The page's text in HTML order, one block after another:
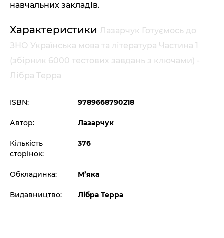
навчальних закладів.
Характеристики Лазарчук Готуємось до
ЗНО Українська мова та література Частина 1
(збірник 6000 тестових завдань з ключами) -
Лібра Терра
ISBN: 9789668790218
Автор: Лазарчук
Кількість
сторінок:
376
Обкладинка: М’яка
Видавництво: Лібра Терра